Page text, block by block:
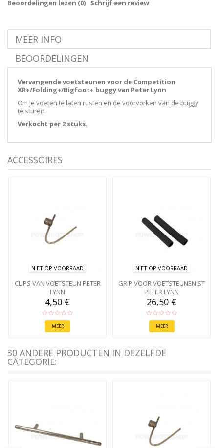
Beoordelingen lezen (0) Schrijf een review
MEER INFO
BEOORDELINGEN
Vervangende voetsteunen voor de Competition
XR+/Folding+/Bigfoot+ buggy van Peter Lynn
Om je voeten te laten rusten en de voorvorken van de buggy
te sturen.
Verkocht per 2 stuks.
ACCESSOIRES
NIET OP VOORRAAD
CLIPS VAN VOETSTEUN PETER
LYNN
4,50 €
MEER
NIET OP VOORRAAD
GRIP VOOR VOETSTEUNEN ST
PETER LYNN
26,50 €
MEER
30 ANDERE PRODUCTEN IN DEZELFDE
CATEGORIE: